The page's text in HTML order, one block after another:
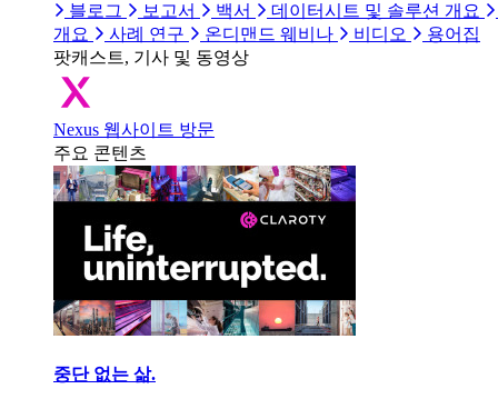
블로그
보고서 백서
데이터시트 및 솔루션 개요
개요
사례 연구 온디맨드 웨비나 비디오
용어집
팟캐스트, 기사 및 동영상
Nexus 웹사이트 방문
주요 콘텐츠
중단 없는 삶.